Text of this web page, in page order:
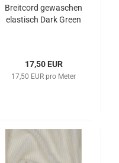
Breitcord gewaschen
elastisch Dark Green
17,50 EUR
17,50 EUR pro Meter